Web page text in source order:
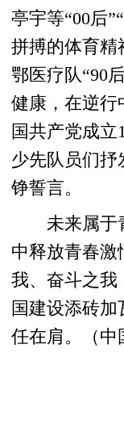
亭宇等“00后
拼搏的体育精
鄂医疗队“90
健康，在逆
国共产党成
少先队员们抒
铮誓言。
未来属于青
中释放青春激
我、奋斗之我
国建设添砖
任在肩。（中